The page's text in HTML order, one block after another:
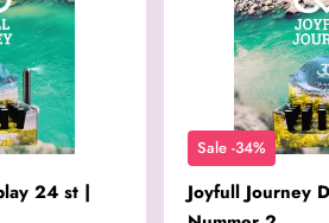
24 st |
Sale -34%
Joyfull Journey